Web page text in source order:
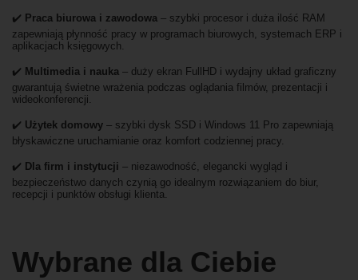
✔️ Praca biurowa i zawodowa – szybki procesor i duża ilość RAM
zapewniają płynność pracy w programach biurowych, systemach ERP i
aplikacjach księgowych.
✔️ Multimedia i nauka – duży ekran FullHD i wydajny układ graficzny
gwarantują świetne wrażenia podczas oglądania filmów, prezentacji i
wideokonferencji.
✔️ Użytek domowy – szybki dysk SSD i Windows 11 Pro zapewniają
błyskawiczne uruchamianie oraz komfort codziennej pracy.
✔️ Dla firm i instytucji – niezawodność, elegancki wygląd i
bezpieczeństwo danych czynią go idealnym rozwiązaniem do biur,
recepcji i punktów obsługi klienta.
Wybrane dla Ciebie